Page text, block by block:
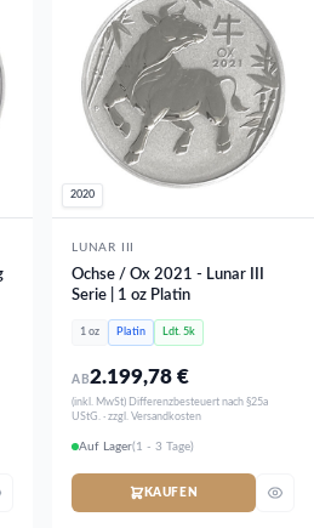
2020
LUNAR III
Ochse / Ox 2021 - Lunar III
Serie | 1 oz Platin
1 oz Platin Ldt. 5k
AB2.199,78€
(inkl. MwSt) Differenzbesteuert nach §25a
UStG. · zzgl. Versandkosten
Auf Lager(1 - 3 Tage)
KAUFEN